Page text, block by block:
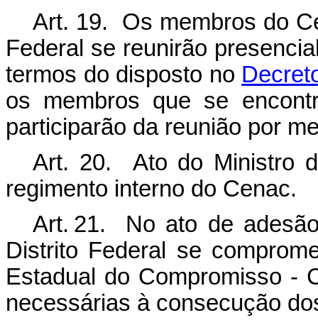
Art. 19. Os membros do
Federal se reunirão
termos do disposto no
os membros que se
participarão da reunião por
Art. 20. Ato do Ministro
regimento interno do Cenac.
Art. 21. No ato de
Distrito Federal se
Estadual do Compromisso -
necessárias à consecução